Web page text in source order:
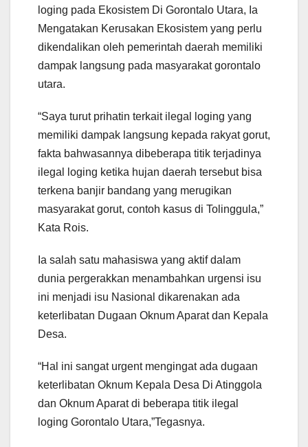
loging pada Ekosistem Di Gorontalo Utara, Ia
Mengatakan Kerusakan Ekosistem yang perlu
dikendalikan oleh pemerintah daerah memiliki
dampak langsung pada masyarakat gorontalo
utara.
“Saya turut prihatin terkait ilegal loging yang
memiliki dampak langsung kepada rakyat gorut,
fakta bahwasannya dibeberapa titik terjadinya
ilegal loging ketika hujan daerah tersebut bisa
terkena banjir bandang yang merugikan
masyarakat gorut, contoh kasus di Tolinggula,”
Kata Rois.
Ia salah satu mahasiswa yang aktif dalam
dunia pergerakkan menambahkan urgensi isu
ini menjadi isu Nasional dikarenakan ada
keterlibatan Dugaan Oknum Aparat dan Kepala
Desa.
“Hal ini sangat urgent mengingat ada dugaan
keterlibatan Oknum Kepala Desa Di Atinggola
dan Oknum Aparat di beberapa titik ilegal
loging Gorontalo Utara,”Tegasnya.